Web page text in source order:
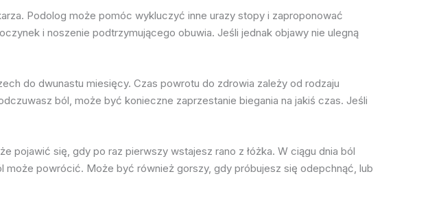
Podolog może pomóc wykluczyć inne urazy stopy i zaproponować
i noszenie podtrzymującego obuwia. Jeśli jednak objawy nie ulegną
do dwunastu miesięcy. Czas powrotu do zdrowia zależy od rodzaju
ból, może być konieczne zaprzestanie biegania na jakiś czas. Jeśli
pojawić się, gdy po raz pierwszy wstajesz rano z łóżka. W ciągu dnia ból
powrócić. Może być również gorszy, gdy próbujesz się odepchnąć, lub